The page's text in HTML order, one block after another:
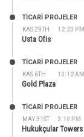
KAS 29TH 12:23 PM
TİCARİ PROJELER
Usta Ofis
KAS 6TH 10:12 AM
TİCARİ PROJELER
Gold Plaza
MAY 31ST 3:10 PM
TİCARİ PROJELER
Hukukçular Towers